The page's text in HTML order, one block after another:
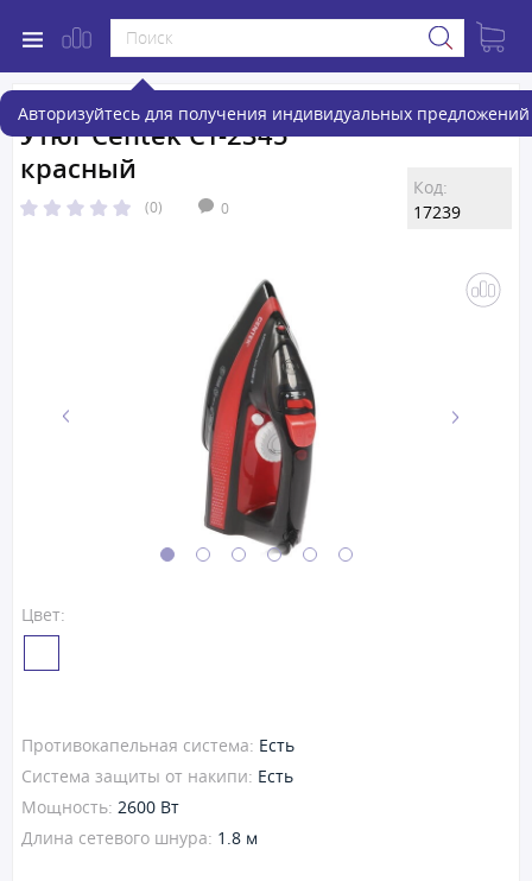
Авторизуйтесь для получения индивидуальных предложений
Утюг Centek CT-2345
красный
(0) 0
Код:
17239
Цвет:
Противокапельная система: Есть
Система защиты от накипи: Есть
Мощность: 2600 Вт
Длина сетевого шнура: 1.8 м